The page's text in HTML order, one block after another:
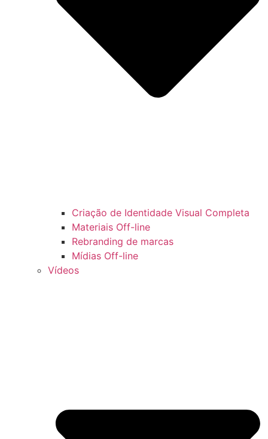
Criação de Identidade Visual Completa
Materiais Off-line
Rebranding de marcas
Mídias Off-line
Vídeos